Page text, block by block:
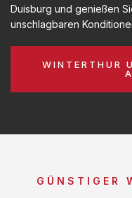
Duisburg und genießen
unschlagbaren
WINTERTHUR
GÜNSTIGER